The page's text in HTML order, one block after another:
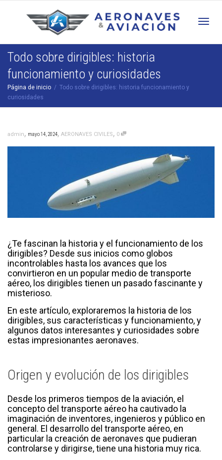
Todo sobre dirigibles: historia
funcionamiento y curiosidades
Página de inicio
Todo sobre dirigibles: historia funcionamiento y
curiosidades
admin, mayo 14, 2024, AERONAVES CIVILES, 0
¿Te fascinan la historia y el funcionamiento de los
dirigibles? Desde sus inicios como globos
incontrolables hasta los avances que los
convirtieron en un popular medio de transporte
aéreo, los dirigibles tienen un pasado fascinante y
misterioso.
En este artículo, exploraremos la historia de los
dirigibles, sus características y funcionamiento, y
algunos datos interesantes y curiosidades sobre
estas impresionantes aeronaves.
Origen y evolución de los dirigibles
Desde los primeros tiempos de la aviación, el
concepto del transporte aéreo ha cautivado la
imaginación de inventores, ingenieros y público en
general. El desarrollo del transporte aéreo, en
particular la creación de aeronaves que pudieran
controlarse y dirigirse, tiene una historia muy rica.